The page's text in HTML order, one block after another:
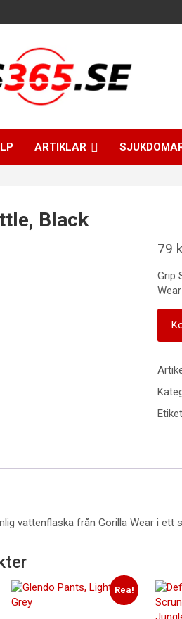
ARTIKLAR
Black
79
Grip
vattenflaska från Gorilla Wear i ett
Rea!